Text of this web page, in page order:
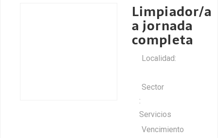
Limpiador/a
a jornada
completa
Localidad:
Sector
:
Servicios
Vencimiento